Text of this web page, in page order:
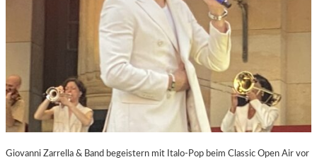
Giovanni Zarrella & Band begeistern mit Italo-Pop beim Classic Open Air vor